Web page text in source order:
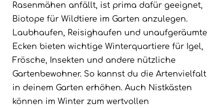
Rasenmähen anfällt, ist prima dafür geeignet,
Biotope für Wildtiere im Garten anzulegen.
Laubhaufen, Reisighaufen und unaufgeräumte
Ecken bieten wichtige Winterquartiere für Igel,
Frösche, Insekten und andere nützliche
Gartenbewohner. So kannst du die Artenvielfalt
in deinem Garten erhöhen. Auch Nistkästen
können im Winter zum wertvollen